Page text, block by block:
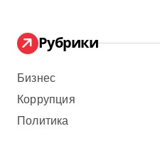
Рубрики
Бизнес
Коррупция
Политика